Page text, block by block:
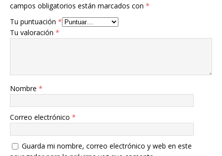
campos obligatorios están marcados con *
Tu puntuación *
Tu valoración *
Nombre *
Correo electrónico *
Guarda mi nombre, correo electrónico y web en este